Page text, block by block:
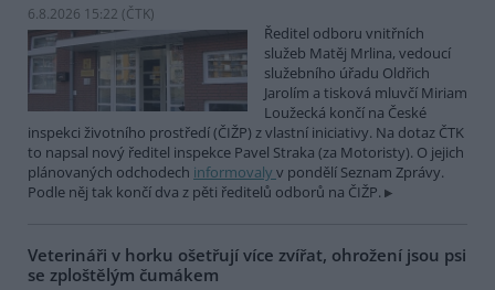
6.8.2026 15:22 (ČTK)
Ředitel odboru vnitřních
služeb Matěj Mrlina, vedoucí
služebního úřadu Oldřich
Jarolím a tisková mluvčí Miriam
Loužecká končí na České
inspekci životního prostředí (ČIŽP) z vlastní iniciativy. Na dotaz ČTK
to napsal nový ředitel inspekce Pavel Straka (za Motoristy). O jejich
plánovaných odchodech informovaly v pondělí Seznam Zprávy.
Podle něj tak končí dva z pěti ředitelů odborů na ČIŽP.
Veterináři v horku ošetřují více zvířat, ohrožení jsou psi
se zploštělým čumákem